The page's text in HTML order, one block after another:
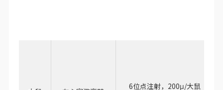
6位点注射，200μ/大鼠